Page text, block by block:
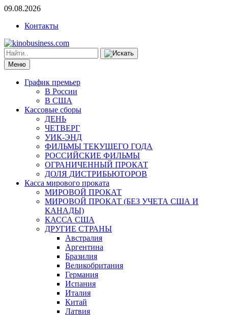
09.08.2026
Контакты
Меню
График премьер
В России
В США
Кассовые сборы
ДЕНЬ
ЧЕТВЕРГ
УИК-ЭНД
ФИЛЬМЫ ТЕКУЩЕГО ГОДА
РОССИЙСКИЕ ФИЛЬМЫ
ОГРАНИЧЕННЫЙ ПРОКАТ
ДОЛЯ ДИСТРИБЬЮТОРОВ
Касса мирового проката
МИРОВОЙ ПРОКАТ
МИРОВОЙ ПРОКАТ (БЕЗ УЧЕТА США И
КАНАДЫ)
КАССА США
ДРУГИЕ СТРАНЫ
Австралия
Аргентина
Бразилия
Великобритания
Германия
Испания
Италия
Китай
Латвия